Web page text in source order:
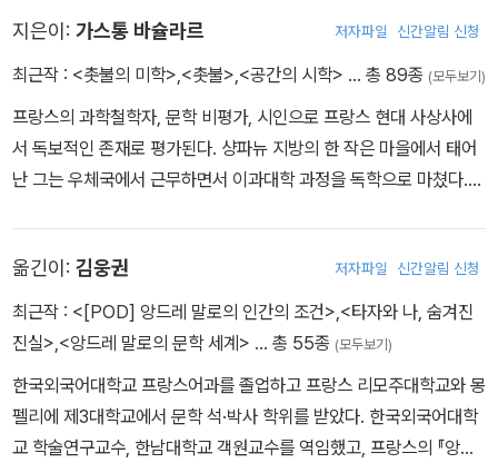
지은이: 가스통 바슐라르 저자파일 신간알림 신청
최근작 : <촛불의 미학>,<촛불>,<공간의 시학> … 총 89종 (모두보기)
프랑스의 과학철학자, 문학 비평가, 시인으로 프랑스 현대 사상사에
서 독보적인 존재로 평가된다. 샹파뉴 지방의 한 작은 마을에서 태어
난 그는 우체국에서 근무하면서 이과대학 과정을 독학으로 마쳤다.
향 아래 철학에 깊이 경도된 바슐라르는 철학 석사에 이어 학사원상
을 수상한 논문 「물리학의 한 문제의 진화에 관한 연구」로 박사 학위
를 받았다. 그후 디종대학의 철학 교수를 거쳐 소르본대학에서 과학
여받았고, 1961년에는 국가문학대상을 수상했다. 과학철학에 관한
그의 저작들 (『새로운 과학 정신』, 『과학 정신의 형성』, 『부정의 철
학』 등)은 영미권 과학인식론과는 다른 프랑스 과학인식론의 기틀을
옮긴이: 김웅권 저자파일 신간알림 신청
최근작 : <[POD] 앙드레 말로의 인간의 조건>,<타자와 나, 숨겨진
진실>,<앙드레 말로의 문학 세계> … 총 55종 (모두보기)
한국외국어대학교 프랑스어과를 졸업하고 프랑스 리모주대학교와 몽
펠리에 제3대학교에서 문학 석·박사 학위를 받았다. 한국외국어대학
교 학술연구교수, 한남대학교 객원교수를 역임했고, 프랑스의 『앙드